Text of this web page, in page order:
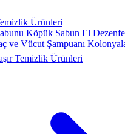
Ürünleri
Köpük Sabun El
ve Vücut Şampuanı
Temizlik Ürünleri